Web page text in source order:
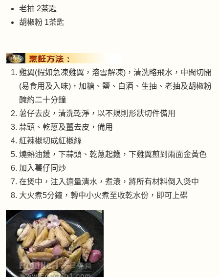
老抽 2茶匙
胡椒粉 1茶匙
雞翼(假如急凍雞翼，溶雪解凍)，清洗略飛水，中間切開
(易食用及入味)，加糖、鹽、白酒、生抽、老抽及胡椒粉
醃約二十分鐘
薯仔去皮，清洗乾淨，以不規則形狀切件備用
蒜頭、乾蔥及薑去皮，備用
紅辣椒切成紅椒絲
燒熱油鑊，下蒜頭、乾蔥起鑊，下雞翼煎到兩面金黃色
加入薯仔同炒
在煲中，注入適量清水，煮滖，將所有材料倒入煲中
大火煮5分鐘，轉中小火煮至收乾水份，即可上碟